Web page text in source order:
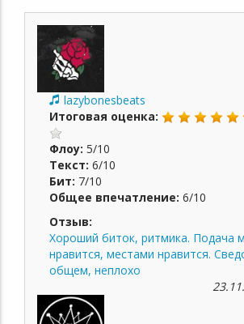
lazybonesbeats
Итоговая оценка:
Флоу: 5/10
Текст: 6/10
Бит: 7/10
Общее впечатление: 6/10
Отзыв:
Хороший биток, ритмика. Подача
нравится, местами нравится.
общем, неплохо